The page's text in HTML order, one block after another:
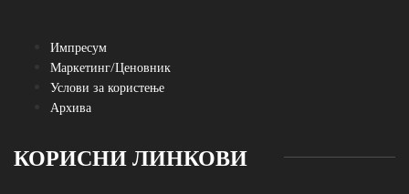
Импресум
Маркетинг/Ценовник
Услови за користење
Архива
КОРИСНИ ЛИНКОВИ